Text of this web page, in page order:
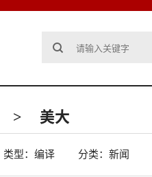
> 美大
类型：编译 分类：新闻